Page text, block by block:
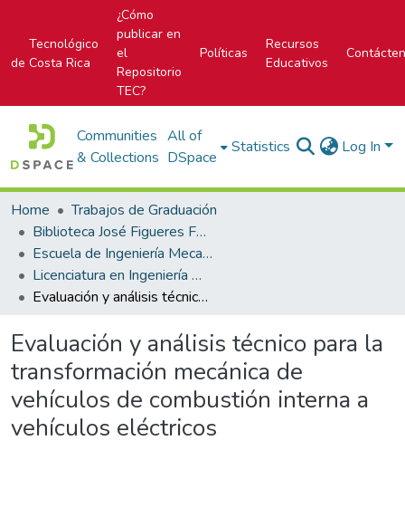
Tecnológico
de Costa Rica
¿Cómo
publicar en
el
Repositorio
TEC?
Políticas
Recursos
Educativos
Communities
& Collections
All of
DSpace
Statistics Log In
Home
Trabajos de Graduación
Biblioteca José Figueres Ferrer
Escuela de Ingeniería Mecatrónica (antes era Área Académica de Ingeniería Mecatrónica)
Licenciatura en Ingeniería Mecatrónica
Evaluación y análisis técnico para la transformación mecánica de vehículos de combustión interna a vehículos eléctricos
Evaluación y análisis técnico para la
transformación mecánica de
vehículos de combustión interna a
vehículos eléctricos